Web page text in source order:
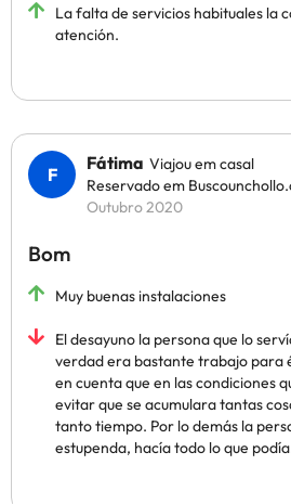
La falta de servicios habituales la
atención.
Fátima Viajou em casal
Reservado em
Outubro 2020
Bom
Muy buenas instalaciones
El desayuno la persona que lo
verdad era bastante trabajo para
en cuenta que en las condiciones
evitar que se acumulara tantas
tanto tiempo. Por lo demás la
estupenda, hacía todo lo que